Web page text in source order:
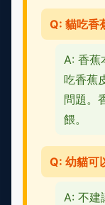
Q: 貓吃香
A: 香蕉
吃香蕉
問題。
餵。
Q: 幼貓可
A: 不建